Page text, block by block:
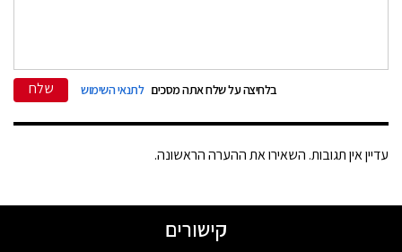
בלחיצה על שלח אתה מסכים לתנאי השימוש שלח
עדיין אין תגובות. השאירו את ההערה הראשונה.
קישורים